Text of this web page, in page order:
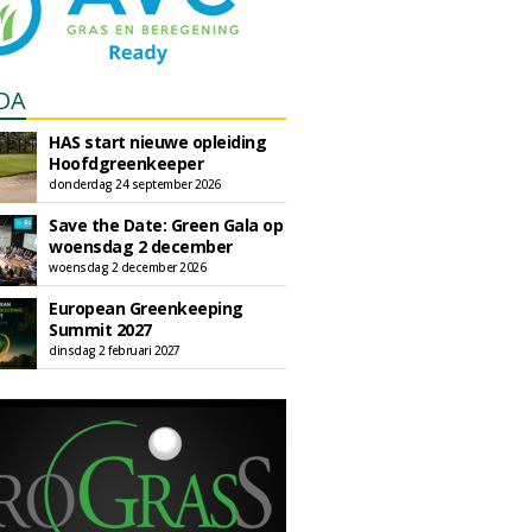
HAS start nieuwe opleiding
Hoofdgreenkeeper
donderdag 24 september 2026
Save the Date: Green Gala op
woensdag 2 december
woensdag 2 december 2026
European Greenkeeping
Summit 2027
dinsdag 2 februari 2027